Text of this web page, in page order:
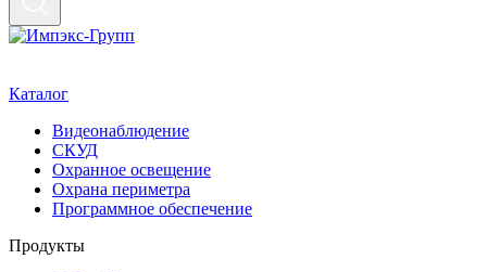
Каталог
Видеонаблюдение
СКУД
Охранное освещение
Охрана периметра
Программное обеспечение
Продукты